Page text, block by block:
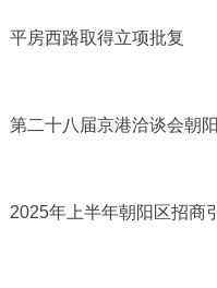
平房西路取得立项批复